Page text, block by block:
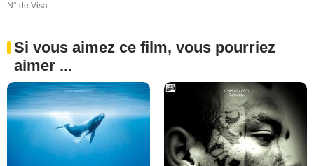
N° de Visa
-
Si vous aimez ce film, vous pourriez
aimer ...